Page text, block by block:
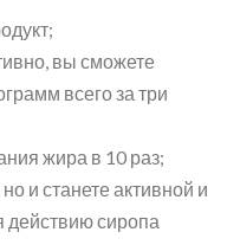
вы сможете
всего за три
жира в 10 раз;
и станете активной и
действию сиропа